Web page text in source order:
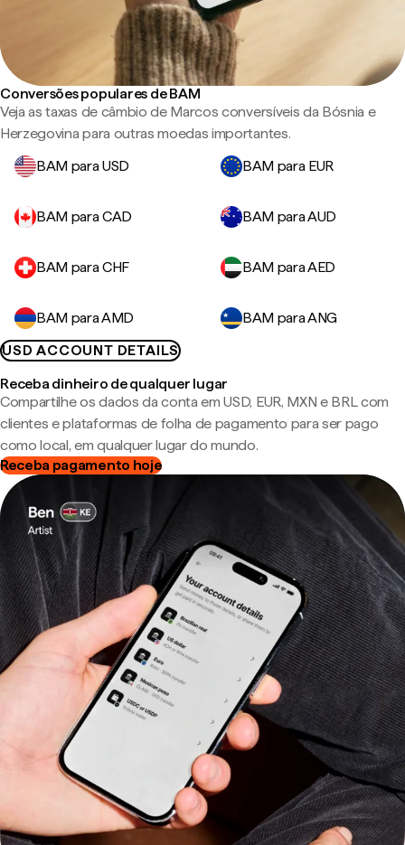
Conversões populares de BAM
Veja as taxas de câmbio de Marcos conversíveis da Bósnia e
Herzegovina para outras moedas importantes.
BAM para USD
BAM para EUR
BAM para CAD BAM para AUD
BAM para CHF BAM para AED
BAM para AMD
BAM para ANG
USD ACCOUNT DETAILS
Receba dinheiro de qualquer lugar
Compartilhe os dados da conta em USD, EUR, MXN e BRL com
clientes e plataformas de folha de pagamento para ser pago
como local, em qualquer lugar do mundo.
Receba pagamento hoje